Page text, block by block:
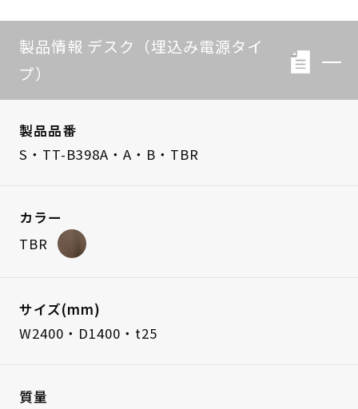
製品情報 デスク（埋込み電源タイ
プ）
製品品番
S・TT-B398A・A・B・TBR
カラー
TBR
サイズ(mm)
W2400・D1400・t25
質量